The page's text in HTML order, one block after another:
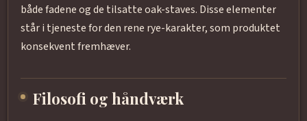
både fadene og de tilsatte oak-staves. Disse elementer
står i tjeneste for den rene rye-karakter, som produktet
konsekvent fremhæver.
Filosofi og håndværk